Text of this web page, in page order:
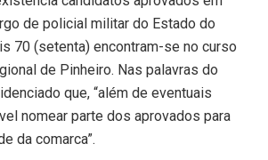
de policial militar do Estado do
70 (setenta) encontram-se no curso
de Pinheiro. Nas palavras do
que, “além de eventuais
nomear parte dos aprovados para
da comarca”.